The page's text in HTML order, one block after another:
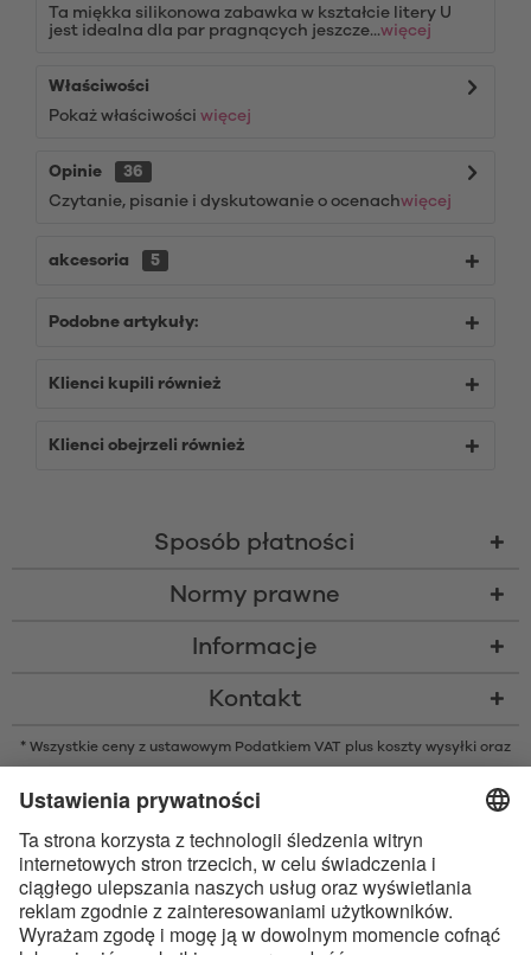
Ta miękka silikonowa zabawka w kształcie litery U
jest idealna dla par pragnących jeszcze...więcej
Właściwości
Pokaż właściwości więcej
Opinie
36
Czytanie, pisanie i dyskutowanie o ocenachwięcej
akcesoria 5
Podobne artykuły:
Klienci kupili również
Klienci obejrzeli również
Sposób płatności
Normy prawne
Informacje
Kontakt
* Wszystkie ceny z ustawowym Podatkiem VAT plus koszty wysyłki oraz
* Znak słowny i logo Bluetooth® są zarejestrowanymi znakami
towarowymi należącymi do Bluetooth SIG, Inc. i każde użycie tych znaków
przez Satisfyer GmbH jest wykonywane na licencji.
Apple, logo Apple i Apple Watch są znakami towarowymi Apple Inc.
Google Play i logo Google Play są znakami towarowymi Google LLC.